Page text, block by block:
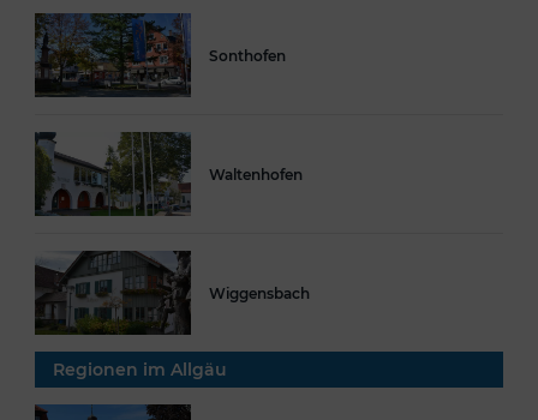
Sonthofen
Waltenhofen
Wiggensbach
Regionen im Allgäu